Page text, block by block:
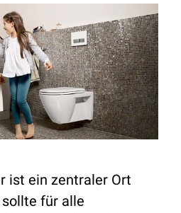
ist ein zentraler Ort
für alle